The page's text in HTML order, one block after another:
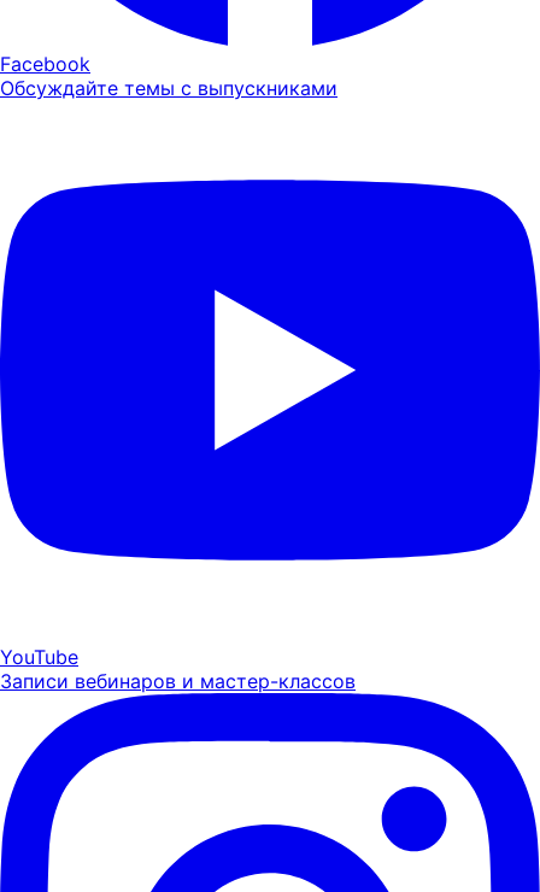
Facebook
Обсуждайте темы с выпускниками
YouTube
Записи вебинаров и мастер-классов